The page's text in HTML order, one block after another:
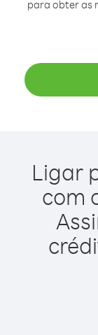
para obter as
Ligar
com